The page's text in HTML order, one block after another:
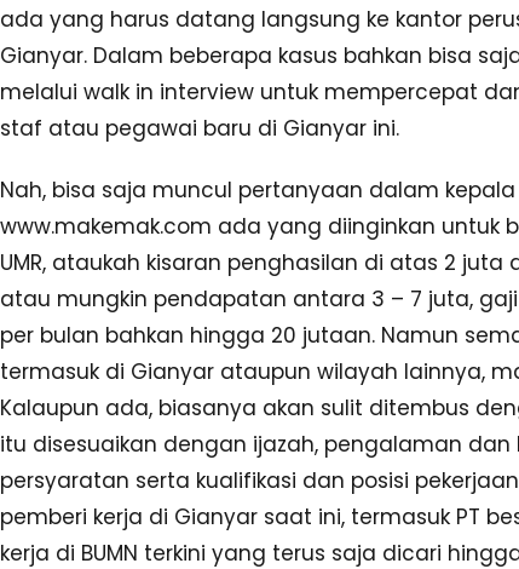
ada yang harus datang langsung ke kantor
Gianyar. Dalam beberapa kasus bahkan bisa
melalui walk in interview untuk mempercepat
staf atau pegawai baru di Gianyar ini.
Nah, bisa saja muncul pertanyaan dalam
www.makemak.com ada yang diinginkan untuk
UMR, ataukah kisaran penghasilan di atas 2
atau mungkin pendapatan antara 3 – 7 juta,
per bulan bahkan hingga 20 jutaan. Namun
termasuk di Gianyar ataupun wilayah lainnya,
Kalaupun ada, biasanya akan sulit ditembus
itu disesuaikan dengan ijazah, pengalaman
persyaratan serta kualifikasi dan posisi
pemberi kerja di Gianyar saat ini, termasuk PT
kerja di BUMN terkini yang terus saja dicari